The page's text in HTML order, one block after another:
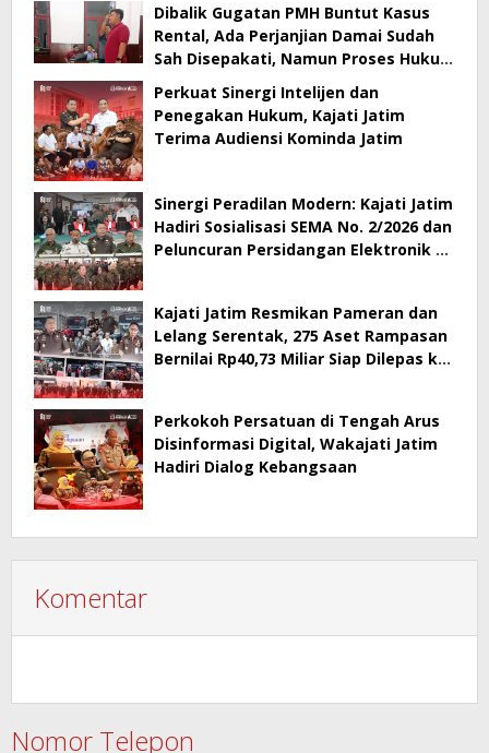
Dibalik Gugatan PMH Buntut Kasus
Rental, Ada Perjanjian Damai Sudah
Sah Disepakati, Namun Proses Hukum
Perkuat Sinergi Intelijen dan
Penegakan Hukum, Kajati Jatim
Terima Audiensi Kominda Jatim
Sinergi Peradilan Modern: Kajati Jatim
Hadiri Sosialisasi SEMA No. 2/2026 dan
Peluncuran Persidangan Elektronik di
Kajati Jatim Resmikan Pameran dan
Lelang Serentak, 275 Aset Rampasan
Bernilai Rp40,73 Miliar Siap Dilepas ke
Perkokoh Persatuan di Tengah Arus
Disinformasi Digital, Wakajati Jatim
Hadiri Dialog Kebangsaan
Komentar
Nomor Telepon